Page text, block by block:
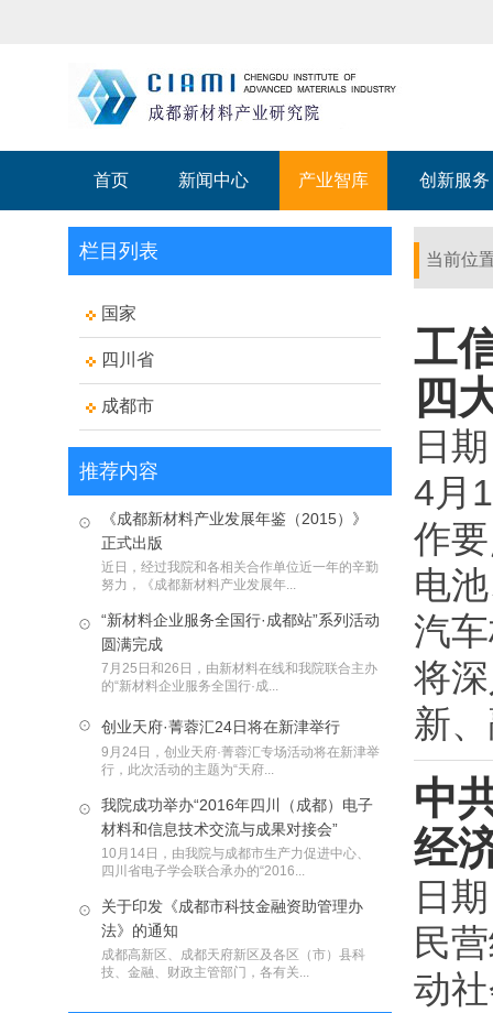
首页 新闻中心 产业智库 创新服务
栏目列表
国家
四川省
成都市
推荐内容
《成都新材料产业发展年鉴（2015）》
正式出版
近日，经过我院和各相关合作单位近一年的辛勤
努力，《成都新材料产业发展年...
“新材料企业服务全国行·成都站”系列活动
圆满完成
7月25日和26日，由新材料在线和我院联合主办
的“新材料企业服务全国行·成...
创业天府·菁蓉汇24日将在新津举行
9月24日，创业天府·菁蓉汇专场活动将在新津举
行，此次活动的主题为“天府...
我院成功举办“2016年四川（成都）电子
材料和信息技术交流与成果对接会”
10月14日，由我院与成都市生产力促进中心、
四川省电子学会联合承办的“2016...
关于印发《成都市科技金融资助管理办
法》的通知
成都高新区、成都天府新区及各区（市）县科
技、金融、财政主管部门，各有关...
当前位
工
四
日
4月
作
电
汽
将
新
中
经
日
民
动